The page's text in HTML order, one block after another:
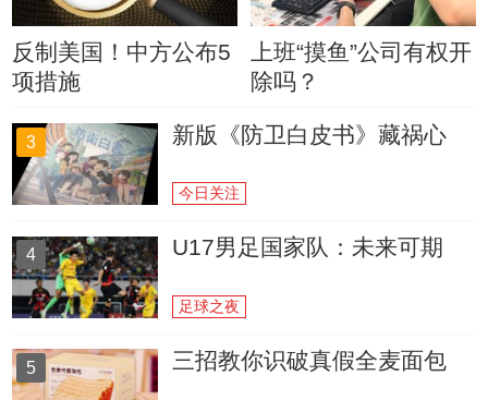
反制美国！中方公布5
项措施
上班“摸鱼”公司有权开
除吗？
3 新版《防卫白皮书》藏祸心
今日关注
4 U17男足国家队：未来可期
足球之夜
5 三招教你识破真假全麦面包